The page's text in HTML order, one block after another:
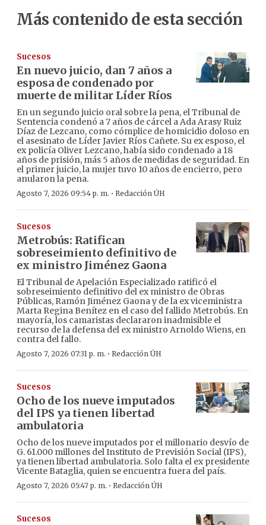
Más contenido de esta sección
Sucesos
En nuevo juicio, dan 7 años a
esposa de condenado por
muerte de militar Líder Ríos
En un segundo juicio oral sobre la pena, el Tribunal de
Sentencia condenó a 7 años de cárcel a Ada Arasy Ruiz
Díaz de Lezcano, como cómplice de homicidio doloso en
el asesinato de Líder Javier Ríos Cañete. Su ex esposo, el
ex policía Oliver Lezcano, había sido condenado a 18
años de prisión, más 5 años de medidas de seguridad. En
el primer juicio, la mujer tuvo 10 años de encierro, pero
anularon la pena.
Agosto 7, 2026 09:54 p. m. · Redacción ÚH
Sucesos
Metrobús: Ratifican
sobreseimiento definitivo de
ex ministro Jiménez Gaona
El Tribunal de Apelación Especializado ratificó el
sobreseimiento definitivo del ex ministro de Obras
Públicas, Ramón Jiménez Gaona y de la ex viceministra
Marta Regina Benítez en el caso del fallido Metrobús. En
mayoría, los camaristas declararon inadmisible el
recurso de la defensa del ex ministro Arnoldo Wiens, en
contra del fallo.
Agosto 7, 2026 07:31 p. m. · Redacción ÚH
Sucesos
Ocho de los nueve imputados
del IPS ya tienen libertad
ambulatoria
Ocho de los nueve imputados por el millonario desvío de
G. 61.000 millones del Instituto de Previsión Social (IPS),
ya tienen libertad ambulatoria. Solo falta el ex presidente
Vicente Bataglia, quien se encuentra fuera del país.
Agosto 7, 2026 05:47 p. m. · Redacción ÚH
Sucesos